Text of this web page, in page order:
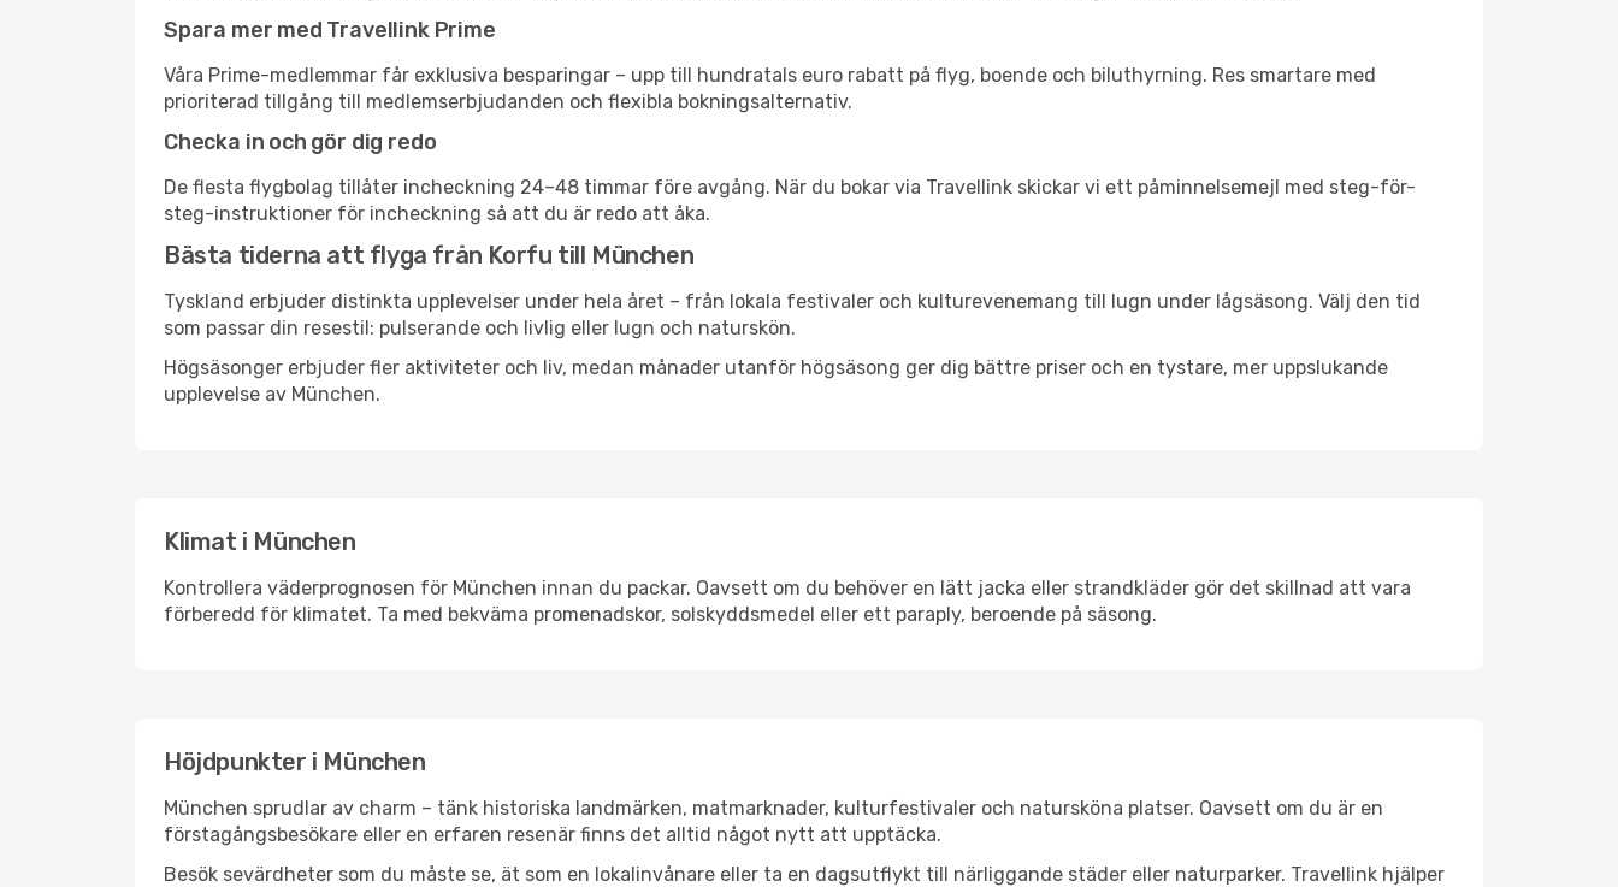
Spara mer med Travellink Prime
Våra Prime-medlemmar får exklusiva besparingar – upp till hundratals euro rabatt på flyg, boende och biluthyrning. Res smartare med
prioriterad tillgång till medlemserbjudanden och flexibla bokningsalternativ.
Checka in och gör dig redo
De flesta flygbolag tillåter incheckning 24–48 timmar före avgång. När du bokar via Travellink skickar vi ett påminnelsemejl med steg-för-
steg-instruktioner för incheckning så att du är redo att åka.
Bästa tiderna att flyga från Korfu till München
Tyskland erbjuder distinkta upplevelser under hela året – från lokala festivaler och kulturevenemang till lugn under lågsäsong. Välj den tid
som passar din resestil: pulserande och livlig eller lugn och naturskön.
Högsäsonger erbjuder fler aktiviteter och liv, medan månader utanför högsäsong ger dig bättre priser och en tystare, mer uppslukande
upplevelse av München.
Klimat i München
Kontrollera väderprognosen för München innan du packar. Oavsett om du behöver en lätt jacka eller strandkläder gör det skillnad att vara
förberedd för klimatet. Ta med bekväma promenadskor, solskyddsmedel eller ett paraply, beroende på säsong.
Höjdpunkter i München
München sprudlar av charm – tänk historiska landmärken, matmarknader, kulturfestivaler och natursköna platser. Oavsett om du är en
förstagångsbesökare eller en erfaren resenär finns det alltid något nytt att upptäcka.
Besök sevärdheter som du måste se, ät som en lokalinvånare eller ta en dagsutflykt till närliggande städer eller naturparker. Travellink hjälper